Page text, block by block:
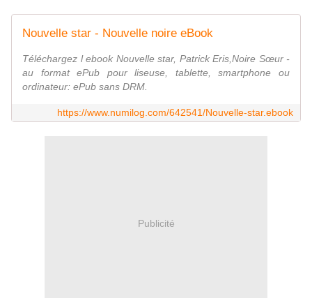
Nouvelle star - Nouvelle noire eBook
Téléchargez l ebook Nouvelle star, Patrick Eris,Noire Sœur -
au format ePub pour liseuse, tablette, smartphone ou
ordinateur: ePub sans DRM.
https://www.numilog.com/642541/Nouvelle-star.ebook
Publicité